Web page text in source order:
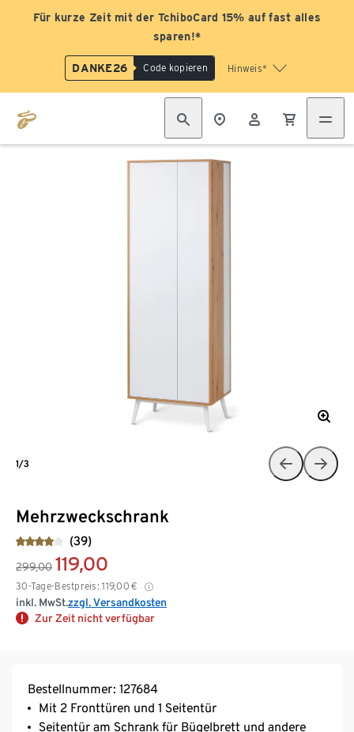
Für kurze Zeit mit der TchiboCard 15% auf fast alles
sparen!*
DANKE26 Code kopieren Hinweis*
Mehrzweckschrank
(39)
299,00 119,00
30-Tage-Bestpreis: 119,00 €
inkl. MwSt.zzgl. Versandkosten
Zur Zeit nicht verfügbar
1/3
Bestellnummer: 127684
Mit 2 Fronttüren und 1 Seitentür
Seitentür am Schrank für Bügelbrett und andere